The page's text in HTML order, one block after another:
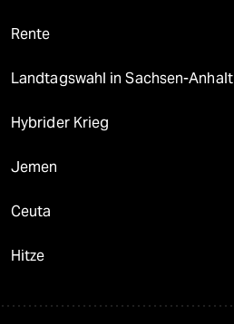
Rente
Landtagswahl in Sachsen-Anhalt
Hybrider Krieg
Jemen
Ceuta
Hitze